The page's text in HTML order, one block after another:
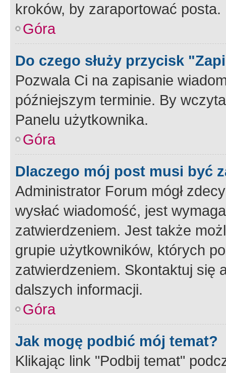
kroków, by zaraportować posta.
Góra
Do czego służy przycisk
Pozwala Ci na zapisanie
późniejszym terminie. By
Panelu użytkownika.
Góra
Dlaczego mój post musi być
Administrator Forum mógł
wysłać wiadomość, jest
zatwierdzeniem. Jest także
grupie użytkowników, których
zatwierdzeniem. Skontaktuj się
dalszych informacji.
Góra
Jak mogę podbić mój temat?
Klikając link "Podbij temat"